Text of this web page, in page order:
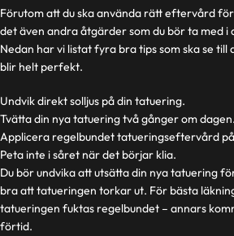
Förutom att du ska använda rätt eftervård
det även andra åtgärder som du bör ta med
Nedan har vi listat fyra bra tips som ska se
blir helt perfekt.
Undvik direkt solljus på din tatuering.
Tvätta din nya tatuering två gånger om dagen.
Applicera regelbundet tatueringseftervård
Peta inte i såret när det börjar klia.
Du bör undvika att utsätta din nya tatuering
bra att tatueringen torkar ut. För bästa
tatueringen fuktas regelbundet – annars
förtid.